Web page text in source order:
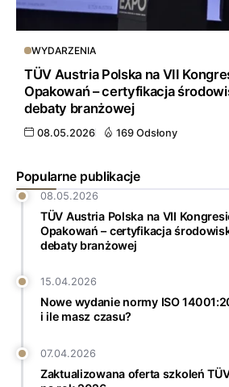
Popularne publikacje
08.05.2026
TÜV Austria Polska na VII
Opakowań – certyfikacja
debaty branżowej
15.04.2026
Nowe wydanie normy ISO
i ile masz czasu?
07.04.2026
Zaktualizowana oferta szkoleń
WYDARZENIA
TÜV Austria Polska na VII
Opakowań – certyfikacja
debaty branżowej
08.05.2026 169 Odsłony